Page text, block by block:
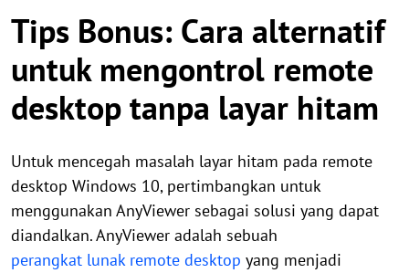
Tips Bonus: Cara alternatif
untuk mengontrol remote
desktop tanpa layar hitam
Untuk mencegah masalah layar hitam pada remote
desktop Windows 10, pertimbangkan untuk
menggunakan AnyViewer sebagai solusi yang dapat
diandalkan. AnyViewer adalah sebuah
perangkat lunak remote desktop yang menjadi